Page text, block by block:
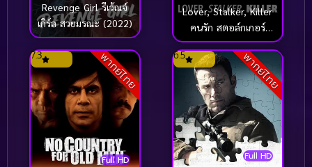
Revenge Girl รีเว้ณจ์
เกิร์ล สวยมรณะ (2022)
Lover, Stalker, Killer
คนรัก สตอล์กเกอร์
ฆาตกร (2024)
พากย์ไทย
Full HD
7.3 พากย์ไทย
Full HD
6.5